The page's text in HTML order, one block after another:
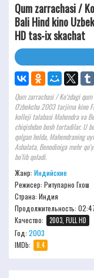
Qum zarrachasi /
Bali Hind kino
HD tas-ix skachat
Qum zarrachasi / Ko‘zdagi
O'zbekcha 2003 tarjima kino
kolleji talabasi Mahendra va
chiqishdan bosh tortadilar. U
qolgan holda, Mahendraning
Ashalata, Benodiniga mehr
bo'lib qoladi.
Жанр: Индийские
Режисер: Ритупарно Гхош
Страна: Индия
Продолжительность:
Качество:
2003, FULL HD
Год: 2003
IMDb:
8.4